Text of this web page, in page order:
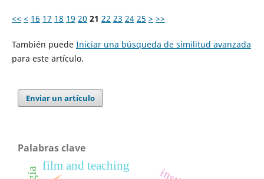
<< < 16 17 18 19 20 21 22 23 24 25 > >>
También puede Iniciar una búsqueda de similitud avanzada
para este artículo.
Enviar un artículo
Palabras clave
film and teaching